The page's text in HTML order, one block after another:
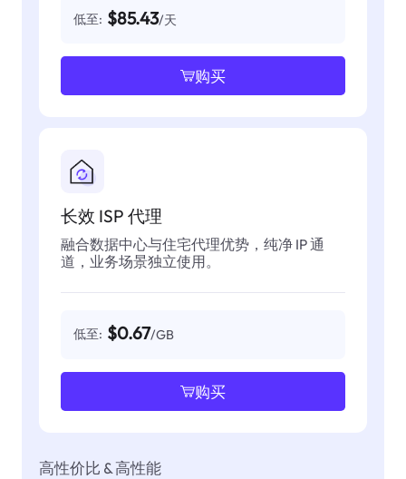
低至: $85.43/天
购买
长效 ISP 代理
融合数据中心与住宅代理优势，纯净 IP 通
道，业务场景独立使用。
低至: $0.67/GB
购买
高性价比 & 高性能